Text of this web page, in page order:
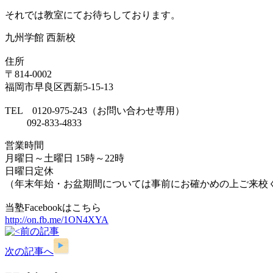
それでは教室にてお待ちしております。
九州学館 西新校
住所
〒814-0002
福岡市早良区西新5-15-13
TEL 0120-975-243（お問い合わせ専用）
092-833-4833
営業時間
月曜日～土曜日 15時～22時
日曜日定休
（年末年始・お盆期間については事前にお確かめの上ご来校
当塾Facebookはこちら
http://on.fb.me/1ON4XYA
前の記事
次の記事へ